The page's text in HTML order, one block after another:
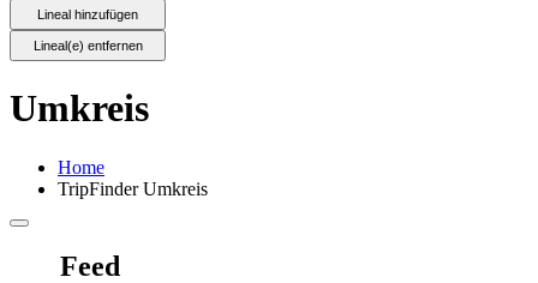
Umkreis
Home
TripFinder Umkreis
Feed